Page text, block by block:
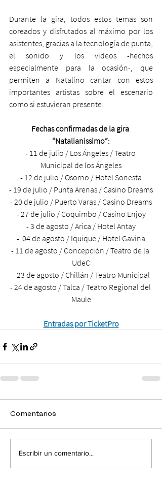
Durante la gira, todos estos temas son
coreados y disfrutados al máximo por los
asistentes, gracias a la tecnología de punta,
el sonido y los videos -hechos
especialmente para la ocasión-, que
permiten a Natalino cantar con estos
importantes artistas sobre el escenario
como si estuvieran presente.
Fechas confirmadas de la gira
“Natalianissimo”:
- 11 de julio / Los Ángeles / Teatro
Municipal de los Ángeles
- 12 de julio / Osorno / Hotel Sonesta
- 19 de julio / Punta Arenas / Casino Dreams
- 20 de julio / Puerto Varas / Casino Dreams
- 27 de julio / Coquimbo / Casino Enjoy
- 3 de agosto / Arica / Hotel Antay
-  04 de agosto / Iquique / Hotel Gavina
- 11 de agosto / Concepción / Teatro de la
UdeC
- 23 de agosto / Chillán / Teatro Municipal
- 24 de agosto / Talca / Teatro Regional del
Maule
Entradas por TicketPro
Comentarios
Escribir un comentario...